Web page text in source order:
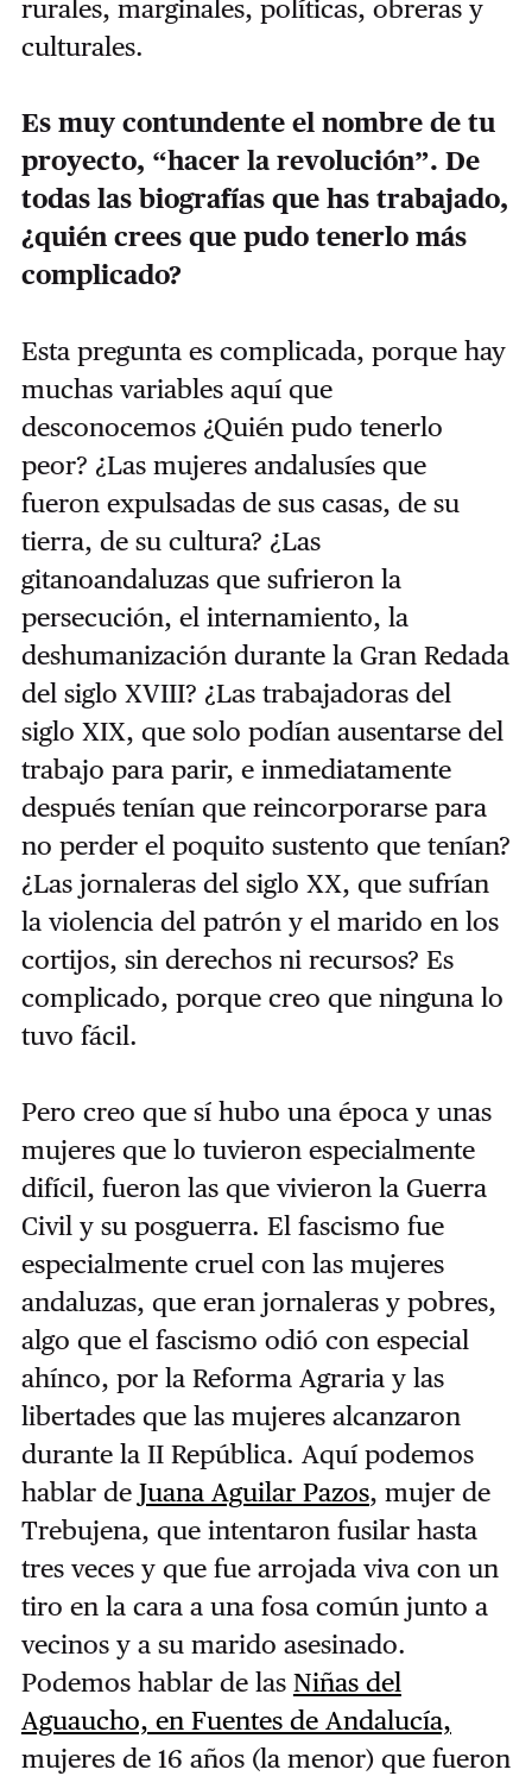
rurales, marginales, políticas, obreras y
culturales.
Es muy contundente el nombre de tu
proyecto, “hacer la revolución”. De
todas las biografías que has trabajado,
¿quién crees que pudo tenerlo más
complicado?
Esta pregunta es complicada, porque hay
muchas variables aquí que
desconocemos ¿Quién pudo tenerlo
peor? ¿Las mujeres andalusíes que
fueron expulsadas de sus casas, de su
tierra, de su cultura? ¿Las
gitanoandaluzas que sufrieron la
persecución, el internamiento, la
deshumanización durante la Gran Redada
del siglo XVIII? ¿Las trabajadoras del
siglo XIX, que solo podían ausentarse del
trabajo para parir, e inmediatamente
después tenían que reincorporarse para
no perder el poquito sustento que tenían?
¿Las jornaleras del siglo XX, que sufrían
la violencia del patrón y el marido en los
cortijos, sin derechos ni recursos? Es
complicado, porque creo que ninguna lo
tuvo fácil.
Pero creo que sí hubo una época y unas
mujeres que lo tuvieron especialmente
difícil, fueron las que vivieron la Guerra
Civil y su posguerra. El fascismo fue
especialmente cruel con las mujeres
andaluzas, que eran jornaleras y pobres,
algo que el fascismo odió con especial
ahínco, por la Reforma Agraria y las
libertades que las mujeres alcanzaron
durante la II República. Aquí podemos
hablar de Juana Aguilar Pazos, mujer de
Trebujena, que intentaron fusilar hasta
tres veces y que fue arrojada viva con un
tiro en la cara a una fosa común junto a
vecinos y a su marido asesinado.
Podemos hablar de las Niñas del
Aguaucho, en Fuentes de Andalucía,
mujeres de 16 años (la menor) que fueron